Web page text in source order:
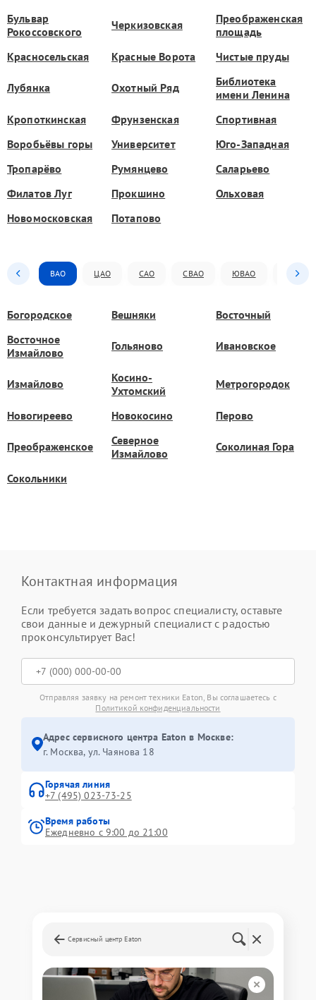
Бульвар
Рокоссовского
Черкизовская
Преображенская
площадь
Красносельская
Красные Ворота Чистые пруды
Лубянка Охотный Ряд
Библиотека
имени Ленина
Кропоткинская
Фрунзенская
Спортивная
Воробьёвы горы
Университет
Юго-Западная
Тропарёво
Румянцево
Саларьево
Филатов Луг
Прокшино
Ольховая
Новомосковская
Потапово
ВАО ЦАО САО СВАО ЮВАО ЮАО
Богородское Вешняки
Восточный
Восточное
Измайлово
Гольяново Ивановское
Измайлово
Косино-
Ухтомский
Метрогородок
Новогиреево Новокосино Перово
Преображенское
Северное
Измайлово
Соколиная Гора
Сокольники
Контактная информация
Если требуется задать вопрос специалисту, оставьте
свои данные и дежурный специалист с радостью
проконсультирует Вас!
Отправляя заявку на ремонт техники Eaton, Вы соглашаетесь с
Политикой конфиденциальности
Адрес сервисного центра Eaton в Москве:
г. Москва, ул. Чаянова 18
Горячая линия
+7 (495) 023-73-25
Время работы
Ежедневно с 9:00 до 21:00
Сервисный центр Eaton